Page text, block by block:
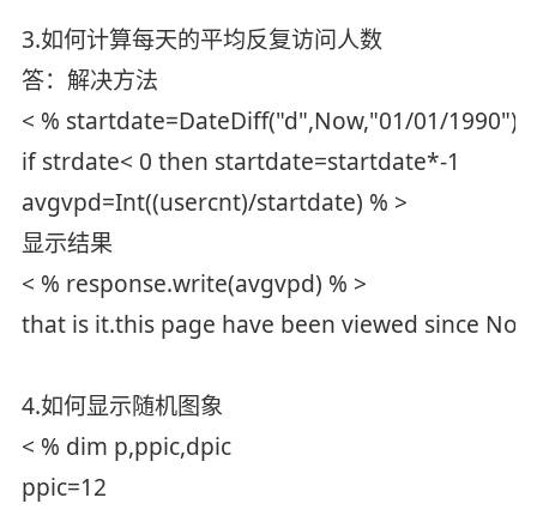
3.如何计算每天的平均反复访问人数
答：解决方法
< % startdate=DateDiff("d",Now,"01/01/1990")
if strdate< 0 then startdate=startdate*-1
avgvpd=Int((usercnt)/startdate) % >
显示结果
< % response.write(avgvpd) % >
that is it.this page have been viewed since
4.如何显示随机图象
< % dim p,ppic,dpic
ppic=12